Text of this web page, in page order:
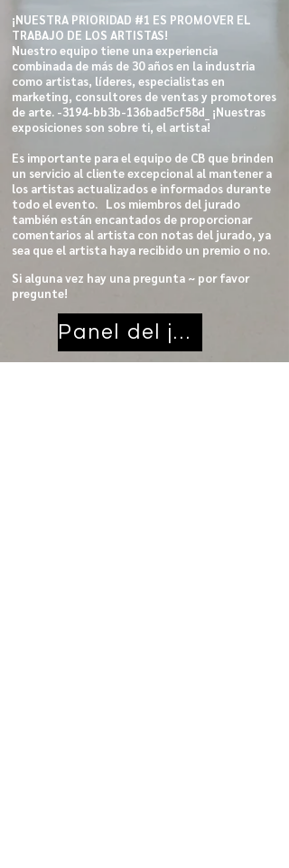
¡NUESTRA PRIORIDAD #1 ES PROMOVER EL
TRABAJO DE LOS ARTISTAS!
Nuestro equipo tiene una experiencia
combinada de más de 30 años en la industria
como artistas, líderes, especialistas en
marketing, consultores de ventas y promotores
de arte. -3194-bb3b-136bad5cf58d_ ¡Nuestras
exposiciones son sobre ti, el artista!
Es importante para el equipo de CB que brinden
un servicio al cliente excepcional al mantener a
los artistas actualizados e informados durante
todo el evento. ​ Los miembros del jurado
también están encantados de proporcionar
comentarios al artista con notas del jurado, ya
sea que el artista haya recibido un premio o no.
Si alguna vez hay una pregunta ~ por favor
pregunte!
Panel del jurado